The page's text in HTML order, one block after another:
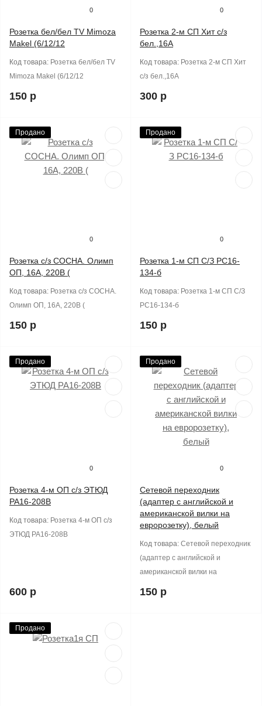
0
Розетка бел/бел TV Mimoza
Makel (6/12/12
Код товара: Розетка бел/бел TV
Mimoza Makel (6/12/12
150 р
0
Розетка 2-м СП Хит с/з
бел.,16А
Код товара: Розетка 2-м СП Хит
с/з бел.,16А
300 р
Продано
0
Розетка с/з СОСНА. Олимп
ОП, 16А, 220В (
Код товара: Розетка с/з СОСНА.
Олимп ОП, 16А, 220В (
150 р
Продано
0
Розетка 1-м СП С/З РС16-
134-б
Код товара: Розетка 1-м СП С/З
РС16-134-б
150 р
Продано
0
Розетка 4-м ОП с/з ЭТЮД
РА16-208В
Код товара: Розетка 4-м ОП с/з
ЭТЮД РА16-208В
600 р
Продано
0
Сетевой переходник
(адаптер с английской и
американской вилки на
евророзетку), белый
Код товара: Сетевой переходник
(адаптер с английской и
американской вилки на
150 р
Продано